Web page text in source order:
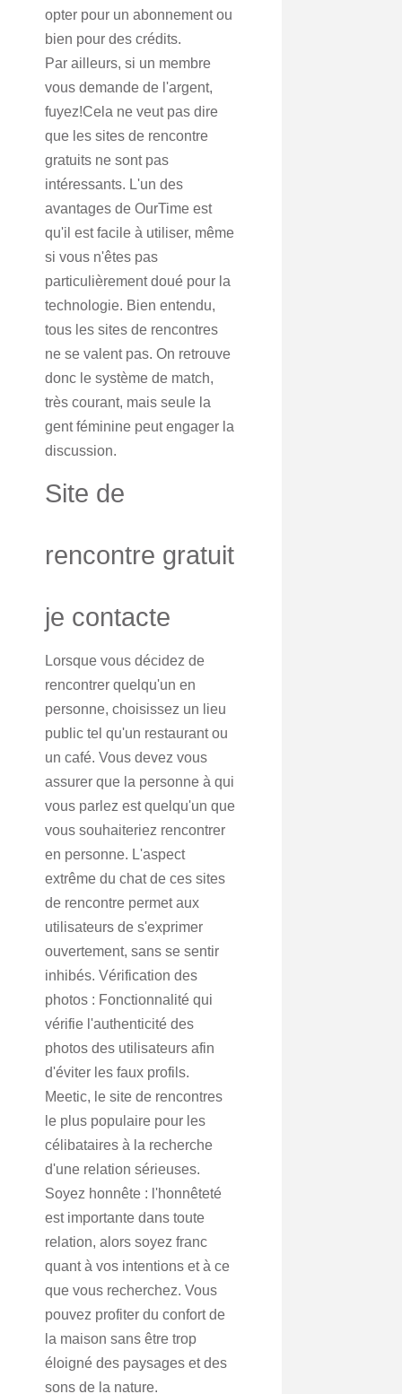
opter pour un abonnement ou
bien pour des crédits.
Par ailleurs, si un membre
vous demande de l'argent,
fuyez!Cela ne veut pas dire
que les sites de rencontre
gratuits ne sont pas
intéressants. L'un des
avantages de OurTime est
qu'il est facile à utiliser, même
si vous n'êtes pas
particulièrement doué pour la
technologie. Bien entendu,
tous les sites de rencontres
ne se valent pas. On retrouve
donc le système de match,
très courant, mais seule la
gent féminine peut engager la
discussion.
Site de
rencontre gratuit
je contacte
Lorsque vous décidez de
rencontrer quelqu'un en
personne, choisissez un lieu
public tel qu'un restaurant ou
un café. Vous devez vous
assurer que la personne à qui
vous parlez est quelqu'un que
vous souhaiteriez rencontrer
en personne. L'aspect
extrême du chat de ces sites
de rencontre permet aux
utilisateurs de s'exprimer
ouvertement, sans se sentir
inhibés. Vérification des
photos : Fonctionnalité qui
vérifie l'authenticité des
photos des utilisateurs afin
d'éviter les faux profils.
Meetic, le site de rencontres
le plus populaire pour les
célibataires à la recherche
d'une relation sérieuses.
Soyez honnête : l'honnêteté
est importante dans toute
relation, alors soyez franc
quant à vos intentions et à ce
que vous recherchez. Vous
pouvez profiter du confort de
la maison sans être trop
éloigné des paysages et des
sons de la nature.